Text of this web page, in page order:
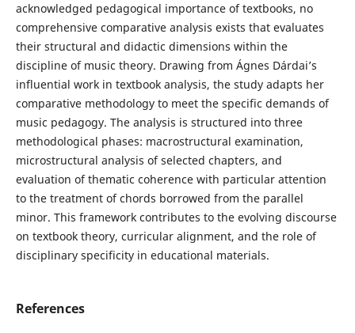
acknowledged pedagogical importance of textbooks, no
comprehensive comparative analysis exists that evaluates
their structural and didactic dimensions within the
discipline of music theory. Drawing from Ágnes Dárdai’s
influential work in textbook analysis, the study adapts her
comparative methodology to meet the specific demands of
music pedagogy. The analysis is structured into three
methodological phases: macrostructural examination,
microstructural analysis of selected chapters, and
evaluation of thematic coherence with particular attention
to the treatment of chords borrowed from the parallel
minor. This framework contributes to the evolving discourse
on textbook theory, curricular alignment, and the role of
disciplinary specificity in educational materials.
References